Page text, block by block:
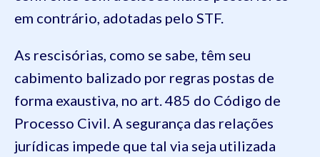
em contrário, adotadas pelo STF.
As rescisórias, como se sabe, têm seu
cabimento balizado por regras postas de
forma exaustiva, no art. 485 do Código de
Processo Civil. A segurança das relações
jurídicas impede que tal via seja utilizada